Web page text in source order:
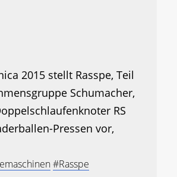
2015 stellt Rasspe, Teil
Schumacher,
RS
Pressen vor,
#Rasspe